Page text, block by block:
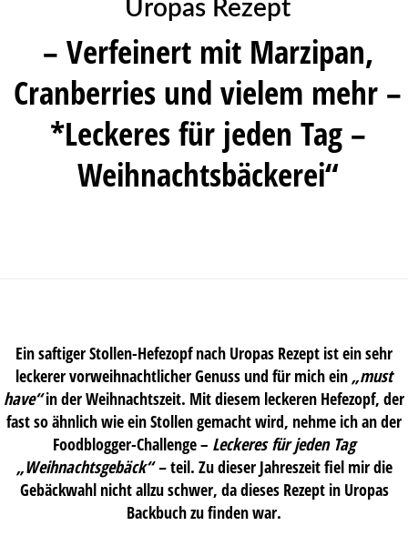
Uropas Rezept
– Verfeinert mit Marzipan,
Cranberries und vielem mehr –
*Leckeres für jeden Tag –
Weihnachtsbäckerei“
Ein saftiger Stollen-Hefezopf nach Uropas Rezept ist ein sehr
leckerer vorweihnachtlicher Genuss und für mich ein „must
have“in der Weihnachtszeit. Mit diesem leckeren Hefezopf, der
fast so ähnlich wie ein Stollen gemacht wird, nehme ich an der
Foodblogger-Challenge – Leckeres für jeden Tag
„Weihnachtsgebäck“–teil. Zu dieser Jahreszeit fiel mir die
Gebäckwahl nicht allzu schwer, da dieses Rezept in Uropas
Backbuch zu finden war.